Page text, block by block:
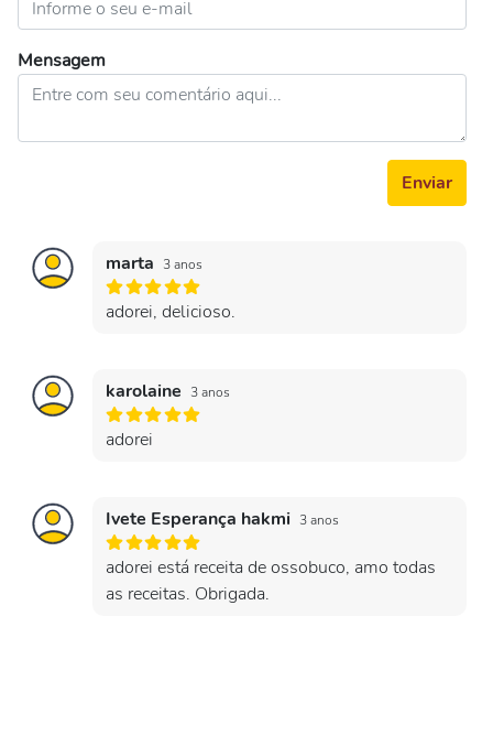
Mensagem
Enviar
marta 3 anos
adorei, delicioso.
karolaine 3 anos
adorei
Ivete Esperança hakmi 3 anos
adorei está receita de ossobuco, amo todas
as receitas. Obrigada.